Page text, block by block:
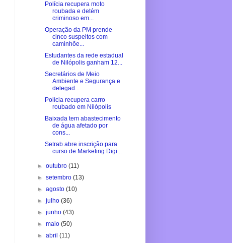
Polícia recupera moto
roubada e detém
criminoso em...
Operação da PM prende
cinco suspeitos com
caminhõe...
Estudantes da rede estadual
de Nilópolis ganham 12...
Secretários de Meio
Ambiente e Segurança e
delegad...
Polícia recupera carro
roubado em Nilópolis
Baixada tem abastecimento
de água afetado por
cons...
Setrab abre inscrição para
curso de Marketing Digi...
►outubro(11)
►setembro(13)
►agosto(10)
►julho(36)
►junho(43)
►maio(50)
►abril(11)